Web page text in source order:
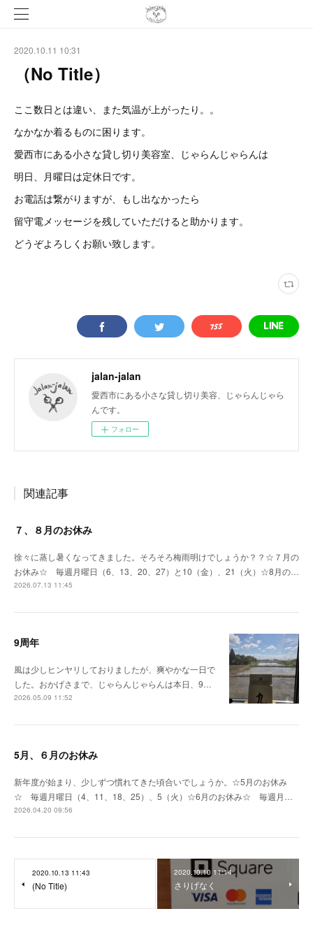
2020.10.11 10:31
（No Title）
ここ数日とは違い、また気温が上がったり。。
なかなか着るものに困ります。
愛西市にある小さな貸し切り美容室、じゃらんじゃらんは
明日、月曜日は定休日です。
お電話は繋がりますが、もし出なかったら
留守電メッセージを残していただけると助かります。
どうぞよろしくお願い致します。
jalan-jalan
愛西市にある小さな貸し切り美容、じゃらんじゃら
んです。
フォロー
関連記事
７、８月のお休み
徐々に蒸し暑くなってきました。そろそろ梅雨明けでしょうか？？☆７月の
お休み☆ 毎週月曜日（6、13、20、27）と10（金）、21（火）☆8月の…
2026.07.13 11:45
9周年
風は少しヒンヤリしておりましたが、爽やかな一日で
した。おかげさまで、じゃらんじゃらんは本日、9…
2026.05.09 11:52
5月、６月のお休み
新年度が始まり、少しずつ慣れてきた頃合いでしょうか。☆5月のお休み
☆ 毎週月曜日（4、11、18、25）、5（火）☆6月のお休み☆ 毎週月…
2026.04.20 09:56
2020.10.13 11:43
(No Title)
2020.10.10 11:14
さりげなく